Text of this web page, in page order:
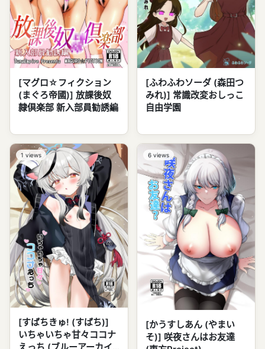
[マグロ☆フィクション
(まぐろ帝國)] 放課後奴
隷倶楽部 新入部員勧誘編
[ふわふわソーダ (森田つ
みれ)] 常識改変おしっこ
自由学園
1 views
[すばちきゅ! (すばち)]
いちゃいちゃ甘々ココナ
6 views
[かうすしあん (やまい
そ)] 咲夜さんはお友達